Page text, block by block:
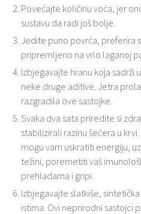
Povećajte količinu voća, jer
sustavu da radi još bolje.
Jedite puno povrća, preferira
pripremljeno na vrlo laganoj
Izbjegavajte hranu koja sadrži
neke druge aditive. Jetra
razgradila ove sastojke.
Svaka dva sata priredite si
stabilizirali razinu šećera u
mogu vam uskratiti energiju,
težini, poremetiti vaš
prehladama i gripi.
Izbjegavajte slatkiše,
istima. Ovi neprirodni sastojci